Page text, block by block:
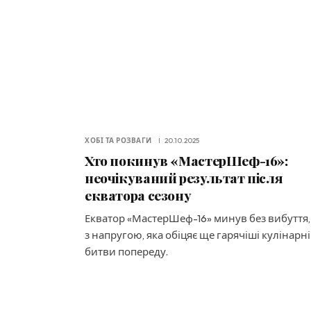
ХОБІ ТА РОЗВАГИ 20.10.2025
Хто покинув «МастерШеф-16»:
неочікуваний результат після
екватора сезону
Екватор «МастерШеф-16» минув без
з напругою, яка обіцяє ще гарячіші кулінарні
битви попереду.